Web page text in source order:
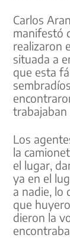
Carlos
manifestó
realizaron
situada a
que esta
trabajaban
Los
la
el lugar,
ya en el
a nadie, lo
que
dieron la